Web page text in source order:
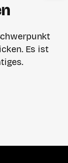
Es ist